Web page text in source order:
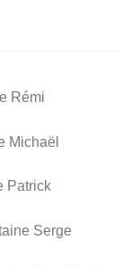
Rémi
Michaël
Patrick
Serge